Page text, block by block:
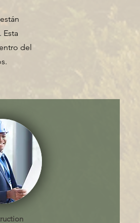
Esta
del